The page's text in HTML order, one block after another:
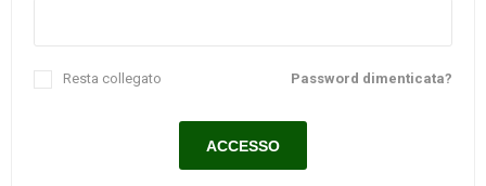
Password dimenticata?
Resta collegato